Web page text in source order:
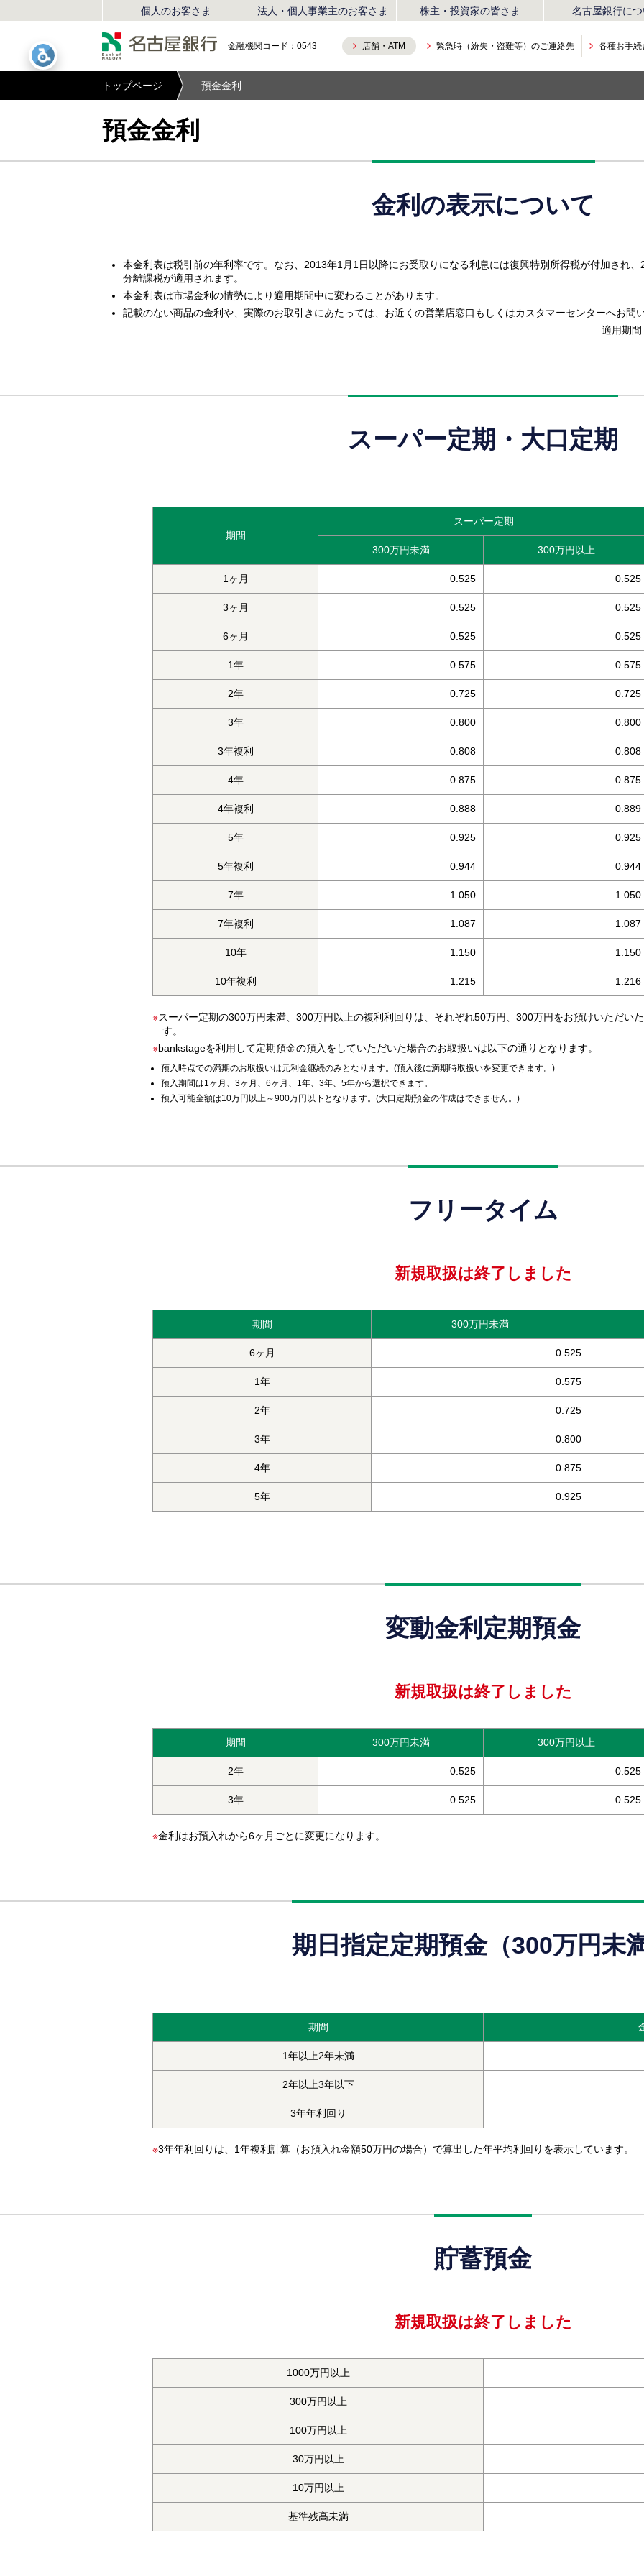
個人のお客さま 法人・個人事業主のお客さま 株主・投資家の皆さま 名古屋銀行に
店舗・ATM 緊急時（紛失・盗難等） のご連絡先 各種お手続
金融機関コード：0543
トップページ 預金金利
預金金利
金利の表示について
本金利表は税引前の年利率です。なお、2013年1月1日以降にお受取りになる利息には復興特別所得税が付加され
分離課税が適用されます。
本金利表は市場金利の情勢により適用期間中に変わることがあります。
記載のない商品の金利や、実際のお取引きにあたっては、お近くの営業店窓口もしくはカスタマーセンターへお問
適用期
スーパー定期・大口定期
期間
スーパー定期
300万円未満 300万円以上
1ヶ月 0.525 0.525
3ヶ月 0.525 0.525
6ヶ月 0.525 0.525
1年 0.575 0.575
2年 0.725 0.725
3年 0.800 0.800
3年複利 0.808 0.808
4年 0.875 0.875
4年複利 0.888 0.889
5年 0.925 0.925
5年複利 0.944 0.944
7年 1.050 1.050
7年複利 1.087 1.087
10年 1.150 1.150
10年複利 1.215 1.216
※スーパー定期の300万円未満、300万円以上の複利利回りは、それぞれ50万円、300万円をお預けいただい
す。
※bankstageを利用して定期預金の預入をしていただいた場合のお取扱いは以下の通りとなります。
預入時点での満期のお取扱いは元利金継続のみとなります。(預入後に満期時取扱いを変更できます。)
預入期間は1ヶ月、3ヶ月、6ヶ月、1年、3年、5年から選択できます。
預入可能金額は10万円以上～900万円以下となります。(大口定期預金の作成はできません。)
フリータイム
新規取扱は終了しました
期間 300万円未満
6ヶ月 0.525
1年 0.575
2年 0.725
3年 0.800
4年 0.875
5年 0.925
変動金利定期預金
新規取扱は終了しました
期間 300万円未満 300万円以上
2年 0.525 0.525
3年 0.525 0.525
※金利はお預入れから6ヶ月ごとに変更になります。
期日指定定期預金（300万円未満
期間
1年以上2年未満
2年以上3年以下
3年年利回り
※3年年利回りは、1年複利計算（お預入れ金額50万円の場合）で算出した年平均利回りを表示しています。
貯蓄預金
新規取扱は終了しました
1000万円以上
300万円以上
100万円以上
30万円以上
10万円以上
基準残高未満